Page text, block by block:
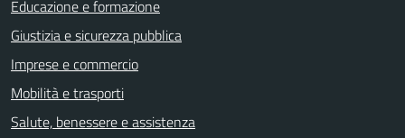
Educazione e formazione
Giustizia e sicurezza pubblica
Imprese e commercio
Mobilità e trasporti
Salute, benessere e assistenza